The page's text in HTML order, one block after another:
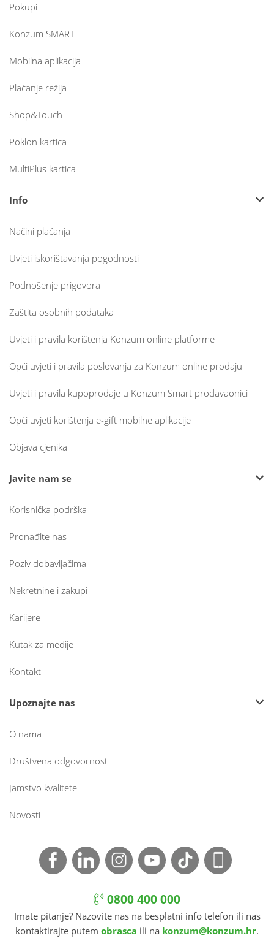
Pokupi
Konzum SMART
Mobilna aplikacija
Plaćanje režija
Shop&Touch
Poklon kartica
MultiPlus kartica
Info
Načini plaćanja
Uvjeti iskorištavanja pogodnosti
Podnošenje prigovora
Zaštita osobnih podataka
Uvjeti i pravila korištenja Konzum online platforme
Opći uvjeti i pravila poslovanja za Konzum online prodaju
Uvjeti i pravila kupoprodaje u Konzum Smart prodavaonici
Opći uvjeti korištenja e-gift mobilne aplikacije
Objava cjenika
Javite nam se
Korisnička podrška
Pronađite nas
Poziv dobavljačima
Nekretnine i zakupi
Karijere
Kutak za medije
Kontakt
Upoznajte nas
O nama
Društvena odgovornost
Jamstvo kvalitete
Novosti
0800 400 000
Imate pitanje? Nazovite nas na besplatni info telefon ili nas
kontaktirajte putem obrasca ili na konzum@konzum.hr.